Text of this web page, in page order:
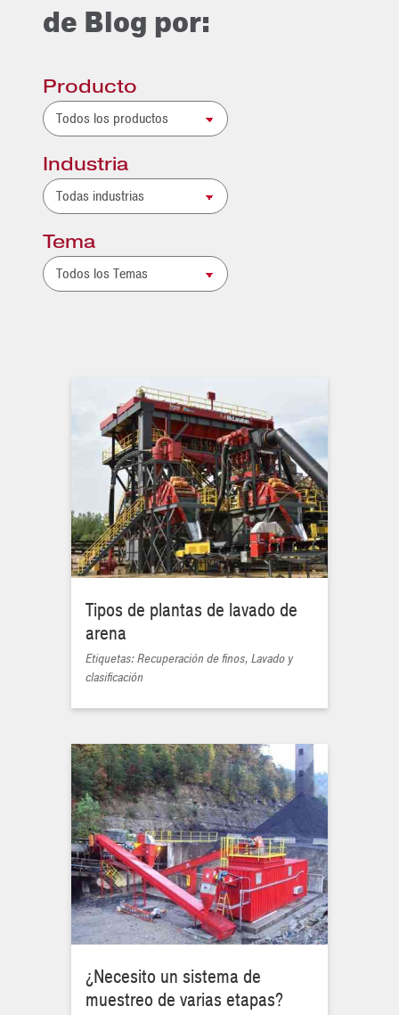
de Blog por:
Producto
Industria
Tema
Tipos de plantas de lavado de
arena
Etiquetas: Recuperación de finos, Lavado y
clasificación
¿Necesito un sistema de
muestreo de varias etapas?